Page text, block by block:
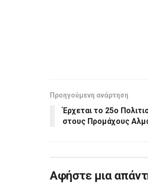
Προηγούμενη ανάρτηση
Έρχεται το 25ο
στους Προμάχους
Αφήστε μια